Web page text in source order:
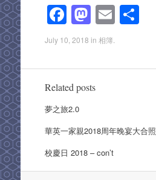
F
a
c
e
b
o
o
k
M
a
st
o
d
n
E S
e
July 10, 2018 in 相簿.
Related posts
夢之旅2.0
華英一家親2018周年晚宴大合照
校慶日 2018 – con’t